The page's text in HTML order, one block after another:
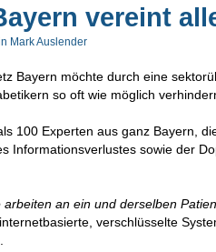
vereint
Mark Auslender
Bayern möchte durch eine
so oft wie möglich
100 Experten aus ganz Bayern,
Informationsverlustes sowie der
arbeiten an ein und derselben
verschlüsselte